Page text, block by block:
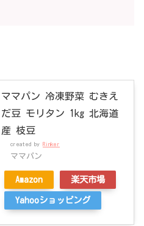
ママパン 冷凍野菜 むきえ
だ豆 モリタン 1kg 北海道
産 枝豆
created by Rinker
ママパン
Amazon 楽天市場
Yahooショッピング